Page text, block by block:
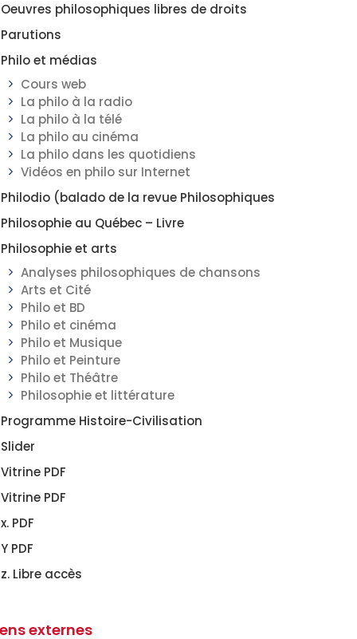
Oeuvres philosophiques libres de droits
Parutions
Philo et médias
Cours web
La philo à la radio
La philo à la télé
La philo au cinéma
La philo dans les quotidiens
Vidéos en philo sur Internet
Philodio (balado de la revue Philosophiques
Philosophie au Québec – Livre
Philosophie et arts
Analyses philosophiques de chansons
Arts et Cité
Philo et BD
Philo et cinéma
Philo et Musique
Philo et Peinture
Philo et Théâtre
Philosophie et littérature
Programme Histoire-Civilisation
Slider
Vitrine PDF
Vitrine PDF
x. PDF
Y PDF
z. Libre accès
externes